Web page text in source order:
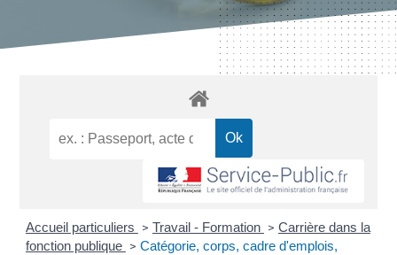
Accueil particuliers > Travail - Formation > Carrière dans la
fonction publique > Catégorie, corps, cadre d'emplois,